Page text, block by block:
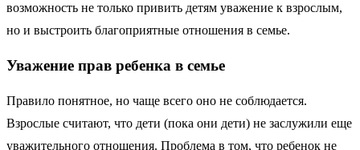
возможность не только привить детям уважение к взрослым,
но и выстроить благоприятные отношения в семье.
Уважение прав ребенка в семье
Правило понятное, но чаще всего оно не соблюдается.
Взрослые считают, что дети (пока они дети) не заслужили еще
уважительного отношения. Проблема в том, что ребенок не